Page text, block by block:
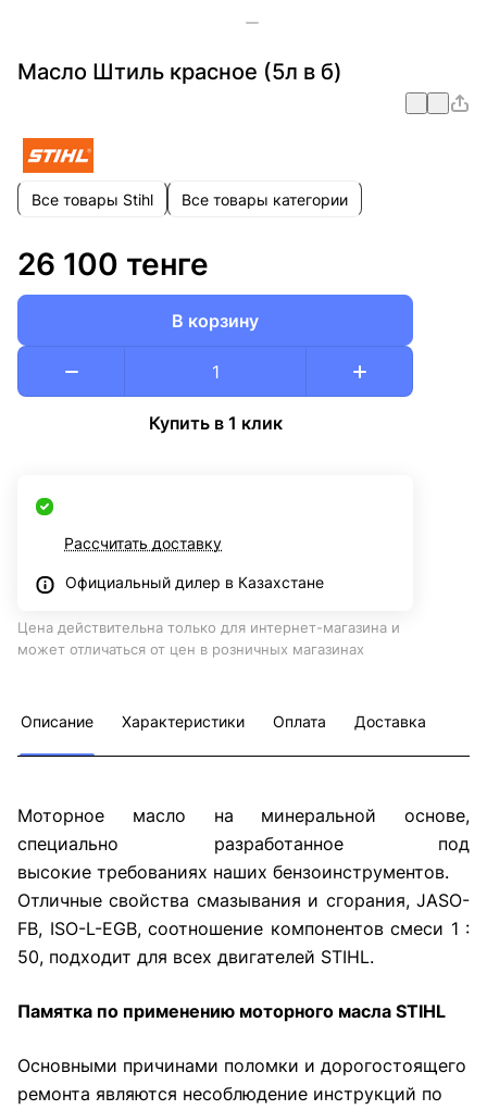
Масло Штиль красное (5л в б)
Все товары Stihl Все товары категории
26 100 тенге
В корзину
Купить в 1 клик
Рассчитать доставку
Официальный дилер в Казахстане
Цена действительна только для интернет-магазина и
может отличаться от цен в розничных магазинах
Описание Характеристики Оплата Доставка
Моторное масло на минеральной основе,
специально разработанное под
высокие требованиях наших бензоинструментов.
Отличные свойства смазывания и сгорания, JASO-
FB, ISO-L-EGB, соотношение компонентов смеси 1 :
50, подходит для всех двигателей STIHL.
Памятка по применению моторного масла STIHL
Основными причинами поломки и дорогостоящего
ремонта являются несоблюдение инструкций по